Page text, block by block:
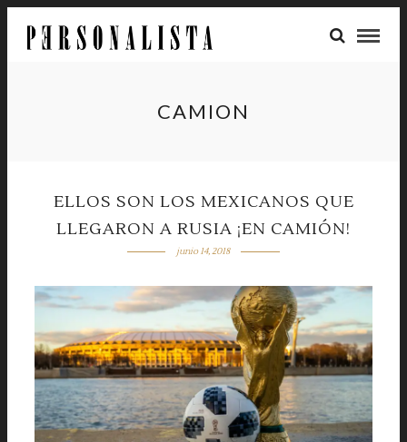
CAMION
ELLOS SON LOS MEXICANOS QUE
LLEGARON A RUSIA ¡EN CAMIÓN!
junio 14, 2018